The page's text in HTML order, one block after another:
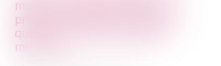
mesures d’urgence pour la
protection du pouvoir d’achat :
quelles sont les principales
mesures ?